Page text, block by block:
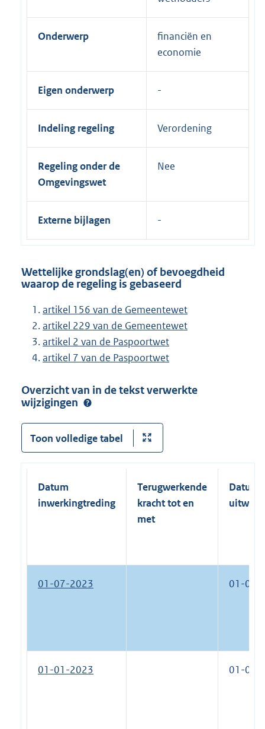
Onderwerp
financiën en
economie
Eigen onderwerp
Indeling regeling Verordening
Regeling onder de
Omgevingswet
Nee
Externe bijlagen
Wettelijke grondslag(en) of bevoegdheid
waarop de regeling is gebaseerd
artikel 156 van de Gemeentewet
artikel 229 van de Gemeentewet
artikel 2 van de Paspoortwet
artikel 7 van de Paspoortwet
Overzicht van in de tekst verwerkte
wijzigingen
Toon volledige tabel
Datum
inwerkingtreding
Terugwerkende
kracht tot en
met
Datum
01-07-2023 01-01-
01-01-2023 01-07-